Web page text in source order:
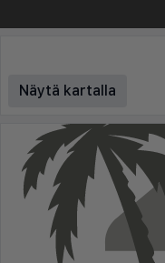
Näytä kartalla